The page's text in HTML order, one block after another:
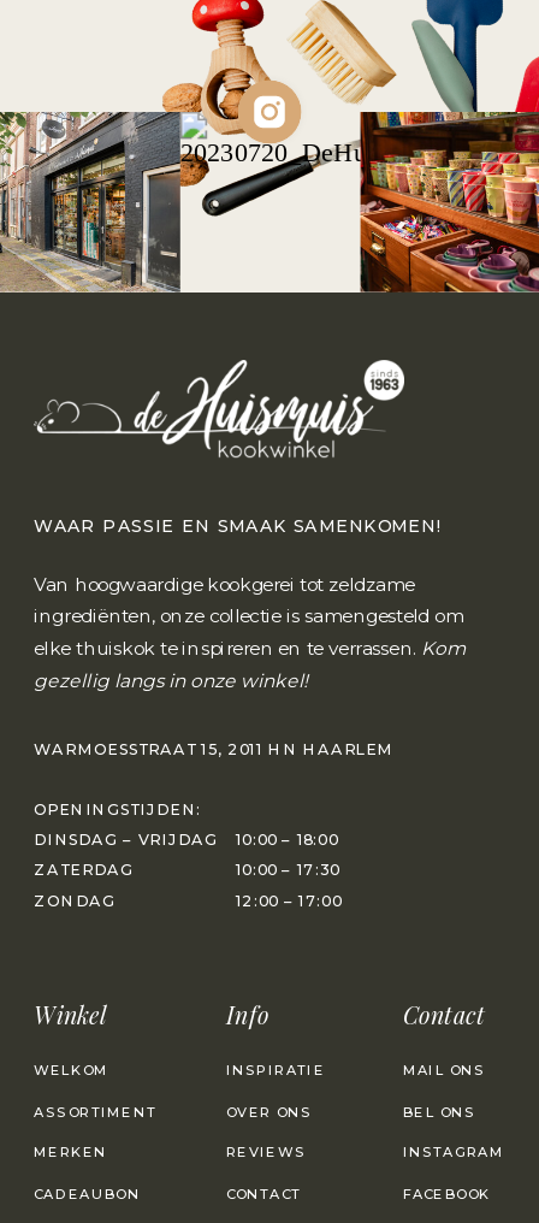
FACEBOOK
INSTAGRAM
BEL ONS
MAIL ONS
Contact
CONTACT
REVIEWS
OVER ONS
INSPIRATIE
Info
CADEAUBON
MERKEN
ASSORTIMENT
WELKOM
Winkel
10:00 – 18:00
10:00 – 17:30
12:00 – 17:00
OPENINGSTIJDEN:
DINSDAG – VRIJDAG
ZATERDAG
ZONDAG
WARMOESSTRAAT 15, 2011 HN HAARLEM
Van hoogwaardige kookgerei tot zeldzame
ingrediënten, onze collectie is samengesteld om
elke thuiskok te inspireren en te verrassen. Kom
gezellig langs in onze winkel!
WAAR PASSIE EN SMAAK SAMENKOMEN!